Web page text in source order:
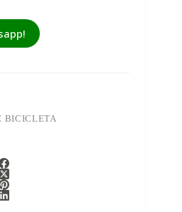
BICICLETA